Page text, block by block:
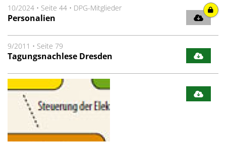
10/2024 • Seite 44 • DPG-Mitglieder
Personalien
9/2011 • Seite 79
Tagungsnachlese Dresden